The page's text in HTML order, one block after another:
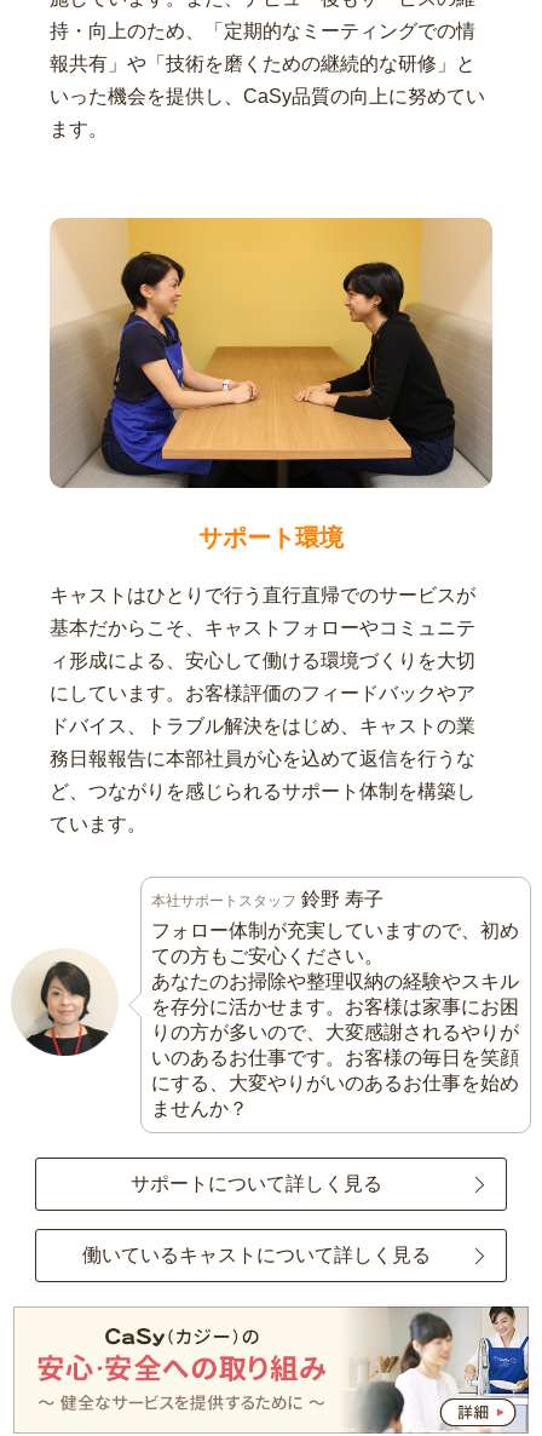
持・向上のため、「定期的なミーティングでの情
報共有」や「技術を磨くための継続的な研修」と
いった機会を提供し、CaSy品質の向上に努めてい
ます。
サポート環境
キャストはひとりで行う直行直帰でのサービスが
基本だからこそ、キャストフォローやコミュニテ
ィ形成による、安心して働ける環境づくりを大切
にしています。お客様評価のフィードバックやア
ドバイス、トラブル解決をはじめ、キャストの業
務日報報告に本部社員が心を込めて返信を行うな
ど、つながりを感じられるサポート体制を構築し
ています。
本社サポートスタッフ 鈴野 寿子
フォロー体制が充実していますので、初め
ての方もご安心ください。
あなたのお掃除や整理収納の経験やスキル
を存分に活かせます。お客様は家事にお困
りの方が多いので、大変感謝されるやりが
いのあるお仕事です。お客様の毎日を笑顔
にする、大変やりがいのあるお仕事を始め
ませんか？
サポートについて詳しく見る
働いているキャストについて詳しく見る